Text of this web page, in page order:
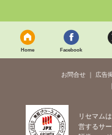
Home Facebook
お問合せ 広告
リセマム
営するサー